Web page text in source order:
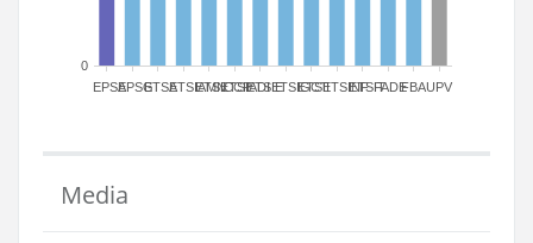
EPSAEPSGETSAETSIAMN
ETSICCP
ETSIADI
ETSIEETSIGCT
ETSIIETSINFETSITFADEFBAUPV
0
Media